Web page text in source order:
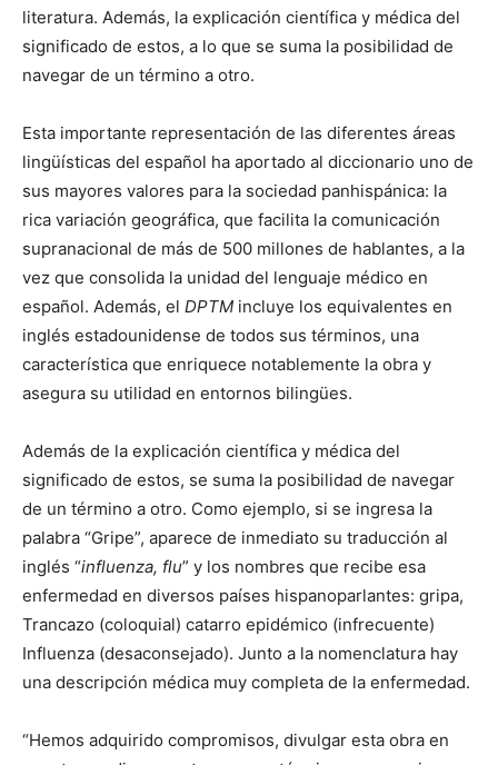
literatura. Además, la explicación científica y médica del
significado de estos, a lo que se suma la posibilidad de
navegar de un término a otro.
Esta importante representación de las diferentes áreas
lingüísticas del español ha aportado al diccionario uno de
sus mayores valores para la sociedad panhispánica: la
rica variación geográfica, que facilita la comunicación
supranacional de más de 500 millones de hablantes, a la
vez que consolida la unidad del lenguaje médico en
español. Además, el DPTM incluye los equivalentes en
inglés estadounidense de todos sus términos, una
característica que enriquece notablemente la obra y
asegura su utilidad en entornos bilingües.
Además de la explicación científica y médica del
significado de estos, se suma la posibilidad de navegar
de un término a otro. Como ejemplo, si se ingresa la
palabra “Gripe”, aparece de inmediato su traducción al
inglés “influenza, flu” y los nombres que recibe esa
enfermedad en diversos países hispanoparlantes: gripa,
Trancazo (coloquial) catarro epidémico (infrecuente)
Influenza (desaconsejado). Junto a la nomenclatura hay
una descripción médica muy completa de la enfermedad.
“Hemos adquirido compromisos, divulgar esta obra en